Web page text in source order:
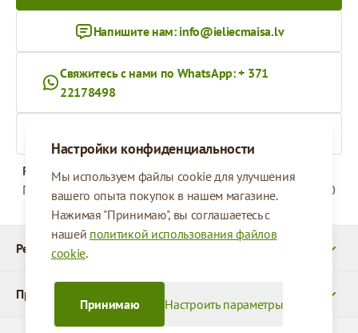
Настройки конфиденциальности
Мы используем файлы cookie для улучшения
вашего опыта покупок в нашем магазине.
Нажимая "Принимаю", вы соглашаетесь с
нашей политикой использования файлов
cookie.
Настроить параметры
Принимаю
Реквизиты
Продукты
Напишите нам: info@ieliecmaisa.lv
Свяжитесь с нами по WhatsApp: + 371
22178498
Рабочее время
Понедельник - Пятница
09:00 - 17:00